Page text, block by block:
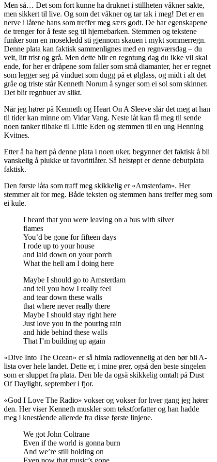
Men så… Det som fort kunne ha druknet i stillheten våkner sakte,
men sikkert til live. Og som det våkner og tar tak i meg! Det er en
nerve i låtene hans som treffer meg særs godt. De har egenskapene
de trenger for å feste seg til hjernebarken. Stemmen og tekstene
funker som en mosekledd sti gjennom skauen i mykt sommerregn.
Denne plata kan faktisk sammenlignes med en regnværsdag – du
veit, litt trist og grå. Men dette blir en regntung dag du ikke vil skal
ende, for her er dråpene som faller som små diamanter, her er regnet
som legger seg på vinduet som dugg på et ølglass, og midt i alt det
gråe og triste står Kenneth Norum å synger som ei sol som skinner.
Det blir regnbuer av slikt.
Når jeg hører på Kenneth og Heart On A Sleeve slår det meg at han
til tider kan minne om Vidar Vang. Neste låt kan få meg til sende
noen tanker tilbake til Little Eden og stemmen til en ung Henning
Kvitnes.
Etter å ha hørt på denne plata i noen uker, begynner det faktisk å bli
vanskelig å plukke ut favorittlåter. Så helstøpt er denne debutplata
faktisk.
Den første låta som traff meg skikkelig er «Amsterdam». Her
stemmer alt for meg. Både teksten og stemmen hans treffer meg som
ei kule.
I heard that you were leaving on a bus with silver
flames
You’d be gone for fifteen days
I rode up to your house
and laid down on your porch
What the hell am I doing here
Maybe I should go to Amsterdam
and tell you how I really feel
and tear down these walls
that where never really there
Maybe I should stay right here
Just love you in the pouring rain
and hide behind these walls
That I’m building up again
«Dive Into The Ocean» er så himla radiovennelig at den bør bli A-
lista over hele landet. Dette er, i mine ører, også den beste singelen
som er sluppet fra plata. Den ble da også skikkelig omtalt på Dust
Of Daylight, september i fjor.
«God I Love The Radio» vokser og vokser for hver gang jeg hører
den. Her viser Kenneth muskler som tekstforfatter og han hadde
meg i knestående allerede fra disse første linjene.
We got John Coltrane
Even if the world is gonna burn
And we’re still holding on
Even now that music’s gone